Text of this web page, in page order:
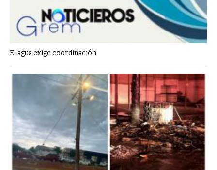
El agua exige coordinación